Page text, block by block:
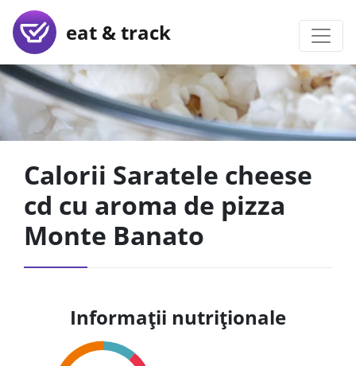
eat & track
Calorii Saratele cheese
cd cu aroma de pizza
Monte Banato
Informații nutriționale